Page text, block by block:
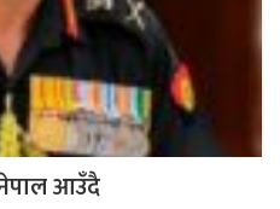
आउँदै